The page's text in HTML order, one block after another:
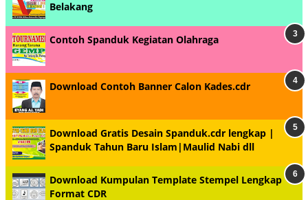
Belakang
Contoh Spanduk Kegiatan Olahraga
Download Contoh Banner Calon Kades.cdr
Download Gratis Desain Spanduk.cdr lengkap |
Spanduk Tahun Baru Islam|Maulid Nabi dll
Download Kumpulan Template Stempel Lengkap
Format CDR